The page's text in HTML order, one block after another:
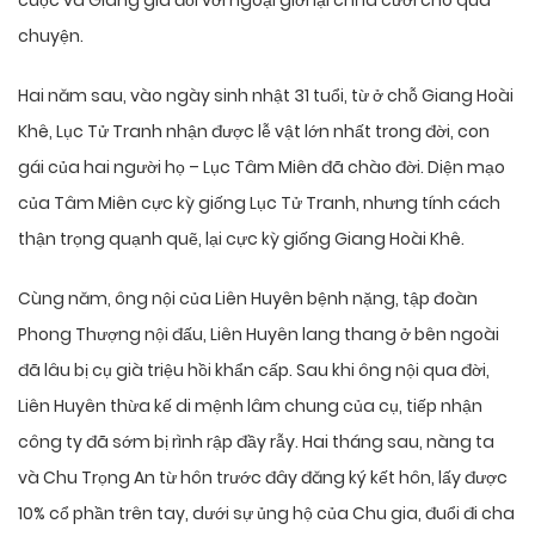
chuyện.
Hai năm sau, vào ngày sinh nhật 31 tuổi, từ ở chỗ Giang Hoài
Khê, Lục Tử Tranh nhận được lễ vật lớn nhất trong đời, con
gái của hai người họ – Lục Tâm Miên đã chào đời. Diện mạo
của Tâm Miên cực kỳ giống Lục Tử Tranh, nhưng tính cách
thận trọng quạnh quẽ, lại cực kỳ giống Giang Hoài Khê.
Cùng năm, ông nội của Liên Huyên bệnh nặng, tập đoàn
Phong Thượng nội đấu, Liên Huyên lang thang ở bên ngoài
đã lâu bị cụ già triệu hồi khẩn cấp. Sau khi ông nội qua đời,
Liên Huyên thừa kế di mệnh lâm chung của cụ, tiếp nhận
công ty đã sớm bị rình rập đầy rẫy. Hai tháng sau, nàng ta
và Chu Trọng An từ hôn trước đây đăng ký kết hôn, lấy được
10% cổ phần trên tay, dưới sự ủng hộ của Chu gia, đuổi đi cha